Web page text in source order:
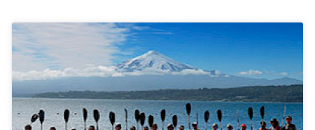
Universidad
Información para keyboard_arrow_down
Futuros estudiantes
Go to english site launch